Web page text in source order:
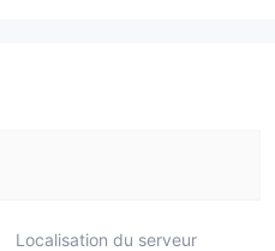
Localisation du serveur